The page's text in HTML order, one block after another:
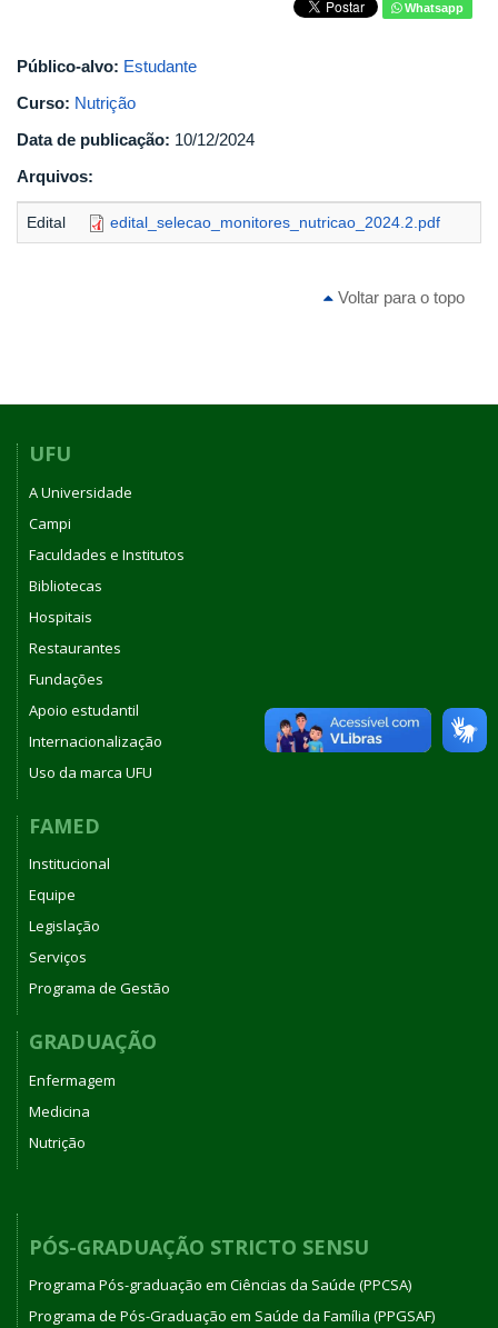
Whatsapp
Público-alvo: Estudante
Curso: Nutrição
Data de publicação: 10/12/2024
Arquivos:
Edital edital_selecao_monitores_nutricao_2024.2.pdf
Voltar para o topo
UFU
A Universidade
Campi
Faculdades e Institutos
Bibliotecas
Hospitais
Restaurantes
Fundações
Apoio estudantil
Internacionalização
Uso da marca UFU
FAMED
Institucional
Equipe
Legislação
Serviços
Programa de Gestão
GRADUAÇÃO
Enfermagem
Medicina
Nutrição
PÓS-GRADUAÇÃO STRICTO SENSU
Programa Pós-graduação em Ciências da Saúde (PPCSA)
Programa de Pós-Graduação em Saúde da Família (PPGSAF)